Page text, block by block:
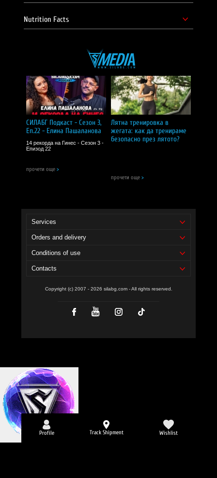
Nutrition Facts
СИЛАБГ Подкаст - Сезон 3,
Еп.22 - Елина Пашаланова
14 рекорда на Гинес - Сезон 3 -
Епизод 22
прочети още >
Лятна тренировка в
жегата: как да тренираме
безопасно през лятото?
прочети още >
Services
Orders and delivery
Conditions of use
Contacts
Copyright (c) 2007 - 2026 silabg.com - All rights reserved.
Profile Track Shipment Wishlist